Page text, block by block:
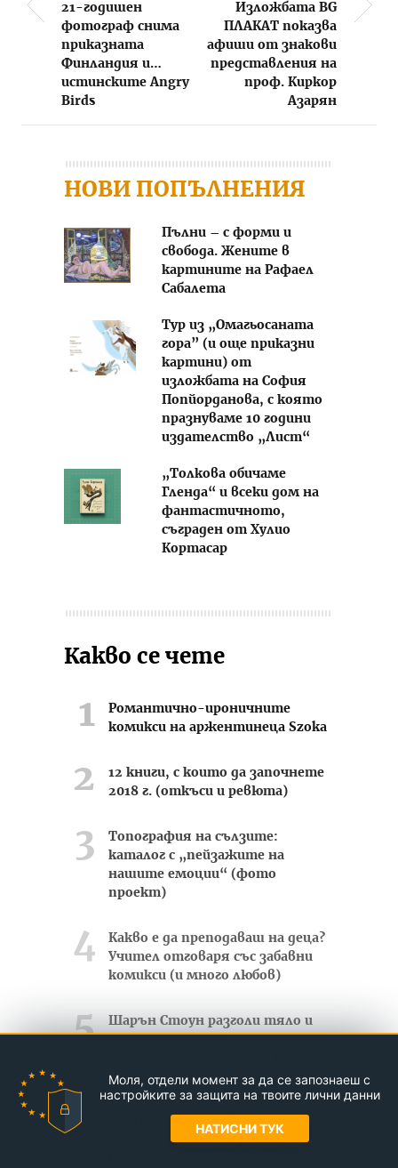
Post navigation
21-годишен
фотограф снима
приказната
Финландия и…
истинските Angry
Birds
Изложбата BG
ПЛАКАТ показва
афиши от знакови
представления на
проф. Киркор
Азарян
НОВИ ПОПЪЛНЕНИЯ
Пълни – с форми и
свобода. Жените в
картините на Рафаел
Сабалета
Тур из „Омагьосаната
гора” (и още приказни
картини) от
изложбата на София
Попйорданова, с която
празнуваме 10 години
издателство „Лист“
„Толкова обичаме
Гленда“ и всеки дом на
фантастичното,
съграден от Хулио
Кортасар
Какво се чете
Романтично-ироничните
комикси на аржентинеца Szoka
12 книги, с които да започнете
2018 г. (откъси и ревюта)
Топография на сълзите:
каталог с „пейзажите на
нашите емоции“ (фото
проект)
Какво е да преподаваш на деца?
Учител отговаря със забавни
комикси (и много любов)
Шарън Стоун разголи тяло и
тежка битка
„Зелен“ японски вестник –
веднъж прочетен разцъфтява
Моля, отдели момент за да се запознаеш с
настройките за защита на твоите лични данни
НАТИСНИ ТУК